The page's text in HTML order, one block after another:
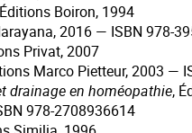
Boiron, 1994
2016 — ISBN 978-
Privat, 2007
Marco Pietteur, 2003 —
drainage en homéopathie,
978-2708936614